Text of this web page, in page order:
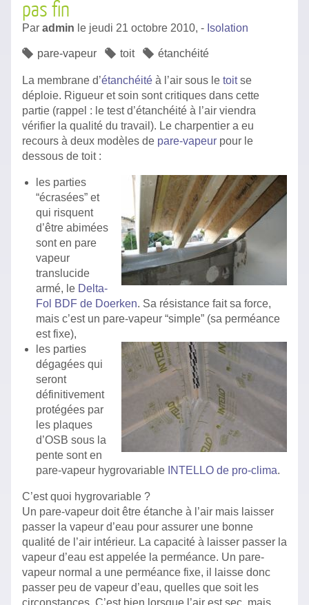
pas fin
Par admin le jeudi 21 octobre 2010, - Isolation
pare-vapeur toit étanchéité
La membrane d’étanchéité à l’air sous le toitse
déploie. Rigueur et soin sont critiques dans cette
partie (rappel : le test d’étanchéité à l’air viendra
vérifier la qualité du travail). Le charpentier a eu
recours à deux modèles de pare-vapeur pour le
dessous de toit :
les parties
“écrasées” et
qui risquent
d’être abimées
sont en pare
vapeur
translucide
armé, le Delta-
Fol BDF de Doerken. Sa résistance fait sa force,
mais c’est un pare-vapeur “simple” (sa perméance
est fixe),
les parties
dégagées qui
seront
définitivement
protégées par
les plaques
d’OSB sous la
pente sont en
pare-vapeur hygrovariable INTELLO de pro-clima.
C’est quoi hygrovariable ?
Un pare-vapeur doit être étanche à l’air mais laisser
passer la vapeur d’eau pour assurer une bonne
qualité de l’air intérieur. La capacité à laisser passer la
vapeur d’eau est appelée la perméance. Un pare-
vapeur normal a une perméance fixe, il laisse donc
passer peu de vapeur d’eau, quelles que soit les